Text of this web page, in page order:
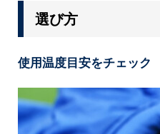
選び方
使用温度目安をチェック